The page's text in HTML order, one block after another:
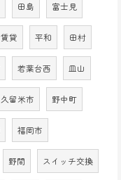
田島 富士見
賃貸 平和 田村
若葉台西 皿山
久留米市 野中町
福岡市
野間 スイッチ交換